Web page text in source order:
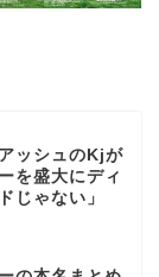
ッシュのKjが
を盛大にディ
じゃない」